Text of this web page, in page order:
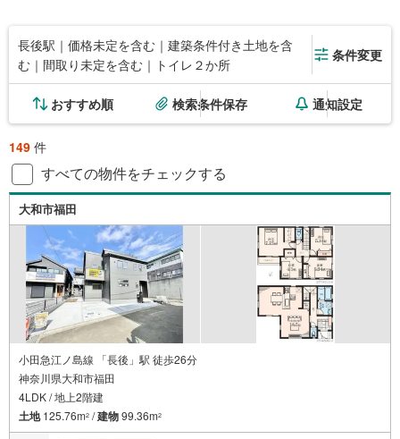
長後駅｜価格未定を含む｜建築条件付き土地を含
む｜間取り未定を含む｜トイレ２か所
条件変更
おすすめ順 検索条件保存 通知設定
149 件
すべての物件をチェックする
大和市福田
小田急江ノ島線 「長後」駅 徒歩26分
神奈川県大和市福田
4LDK / 地上2階建
土地125.76m2 /建物99.36m2